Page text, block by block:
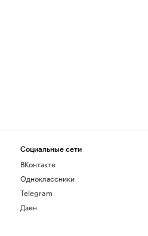
Социальные сети
ВКонтакте
Одноклассники
Telegram
Дзен